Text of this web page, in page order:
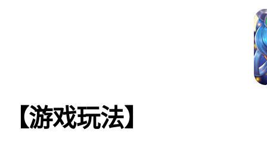
【游戏玩法】